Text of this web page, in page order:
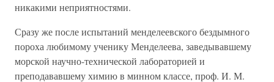
никакими неприятностями.
Сразу же после испытаний менделеевского бездымного
пороха любимому ученику Менделеева, заведывавшему
морской научно-технической лабораторией и
преподававшему химию в минном классе, проф. И. М.